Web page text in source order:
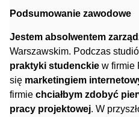
Podsumowanie zawodowe
Jestem absolwentem
Warszawskim. Podczas
praktyki studenckie w firmie
się marketingiem
firmie chciałbym zdobyć
pracy projektowej. W